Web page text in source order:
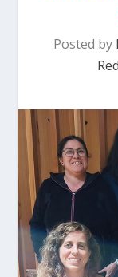
Posted by